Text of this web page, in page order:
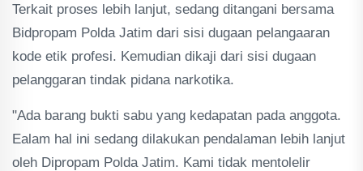
Terkait proses lebih lanjut, sedang ditangani bersama
Bidpropam Polda Jatim dari sisi dugaan pelangaaran
kode etik profesi. Kemudian dikaji dari sisi dugaan
pelanggaran tindak pidana narkotika.
"Ada barang bukti sabu yang kedapatan pada anggota.
Ealam hal ini sedang dilakukan pendalaman lebih lanjut
oleh Dipropam Polda Jatim. Kami tidak mentolelir